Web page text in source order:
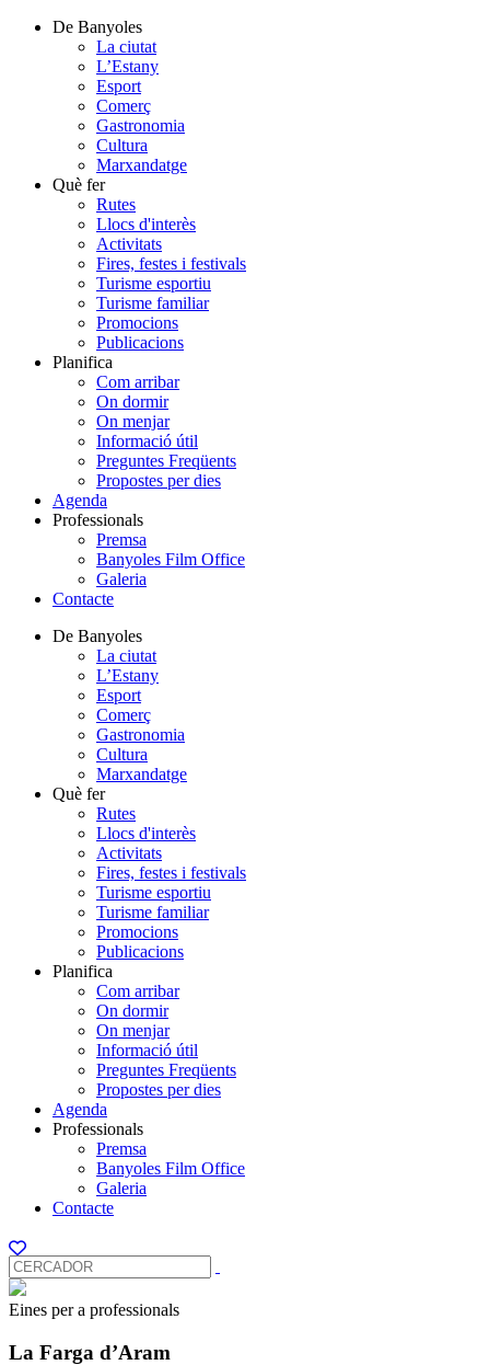
De Banyoles
La ciutat
L’Estany
Esport
Comerç
Gastronomia
Cultura
Marxandatge
Què fer
Rutes
Llocs d'interès
Activitats
Fires, festes i festivals
Turisme esportiu
Turisme familiar
Promocions
Publicacions
Planifica
Com arribar
On dormir
On menjar
Informació útil
Preguntes Freqüents
Propostes per dies
Agenda
Professionals
Premsa
Banyoles Film Office
Galeria
Contacte
De Banyoles
La ciutat
L’Estany
Esport
Comerç
Gastronomia
Cultura
Marxandatge
Què fer
Rutes
Llocs d'interès
Activitats
Fires, festes i festivals
Turisme esportiu
Turisme familiar
Promocions
Publicacions
Planifica
Com arribar
On dormir
On menjar
Informació útil
Preguntes Freqüents
Propostes per dies
Agenda
Professionals
Premsa
Banyoles Film Office
Galeria
Contacte
Eines per a professionals
La Farga d’Aram